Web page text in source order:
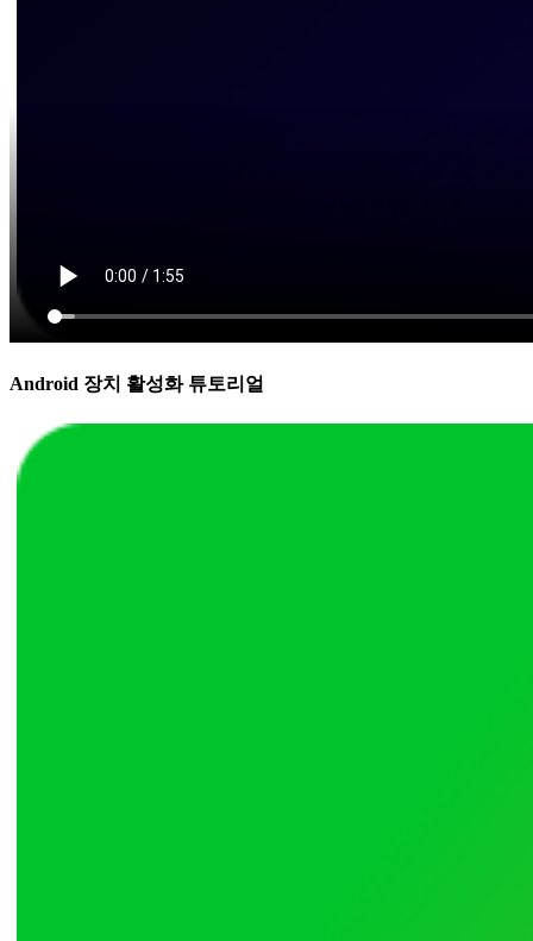
Android 장치 활성화 튜토리얼